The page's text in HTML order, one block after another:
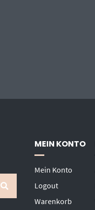
MEIN KONTO
Mein Konto
Logout
Warenkorb